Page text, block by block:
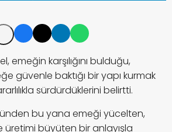
emeğin karşılığını bulduğu,
güvenle baktığı bir yapı kurmak
sürdürdüklerini belirtti.
bu yana emeği yücelten,
üretimi büyüten bir anlayışla